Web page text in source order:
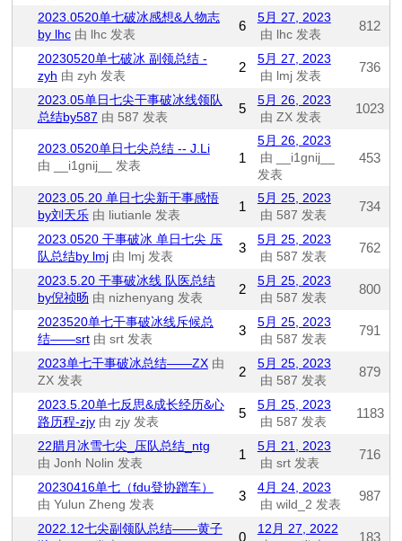
2023.0520单七破冰感想&人物志
by lhc 由 lhc 发表
6
5月 27, 2023
由 lhc 发表
812
20230520单七破冰 副领总结 -
zyh 由 zyh 发表
2
5月 27, 2023
由 lmj 发表
736
2023.05单日七尖干事破冰线领队
总结by587 由 587 发表
5
5月 26, 2023
由 ZX 发表
1023
2023.0520单日七尖总结 -- J.Li
由 __i1gnij__ 发表
1
5月 26, 2023
由 __i1gnij__
发表
453
2023.05.20 单日七尖新干事感悟
by刘天乐 由 liutianle 发表
1
5月 25, 2023
由 587 发表
734
2023.0520 干事破冰 单日七尖 压
队总结by lmj 由 lmj 发表
3
5月 25, 2023
由 587 发表
762
2023.5.20 干事破冰线 队医总结
by倪祯旸 由 nizhenyang 发表
2
5月 25, 2023
由 587 发表
800
2023520单七干事破冰线斥候总
结——srt 由 srt 发表
3
5月 25, 2023
由 587 发表
791
2023单七干事破冰总结——ZX 由
ZX 发表
2
5月 25, 2023
由 587 发表
879
2023.5.20单七反思&成长经历&心
路历程-zjy 由 zjy 发表
5
5月 25, 2023
由 587 发表
1183
22腊月冰雪七尖_压队总结_ntg
由 Jonh Nolin 发表
1
5月 21, 2023
由 srt 发表
716
20230416单七（fdu登协蹭车）
由 Yulun Zheng 发表
3
4月 24, 2023
由 wild_2 发表
987
2022.12七尖副领队总结——黄子
0
12月 27, 2022
183